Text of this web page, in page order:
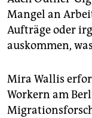
Mangel an
Aufträge oder
auskommen,
Mira Wallis
Workern am